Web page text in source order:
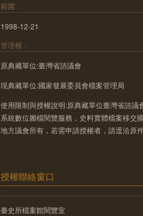
範圍：
1998-12-21
管理權：
原典藏單位:臺灣省諮議會
現典藏單位:國家發展委員會檔案管理局
使用限制與授權說明:原典藏單位臺灣省諮
系統數位圖檔閱覽服務，史料實體檔案移交
地方議會所有，若需申請授權者，請逕洽原件
授權聯絡窗口
臺史所檔案館閱覽室